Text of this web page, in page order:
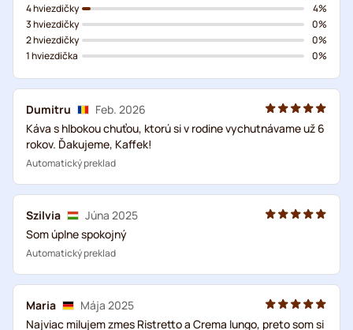
4 hviezdičky
3 hviezdičky
2 hviezdičky
1 hviezdička
4%
0%
0%
0%
Dumitru
Feb. 2026
Káva s hlbokou chuťou, ktorú si v rodine vychutnávame už 6
rokov. Ďakujeme, Kaffek!
Automatický preklad
Szilvia
Júna 2025
Som úplne spokojný
Automatický preklad
Maria
Mája 2025
Najviac milujem zmes Ristretto a Crema lungo, preto som si